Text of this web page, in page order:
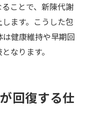
ことで、新陳代謝
ます。こうした包
健康維持や早期回
なります。
回復する仕